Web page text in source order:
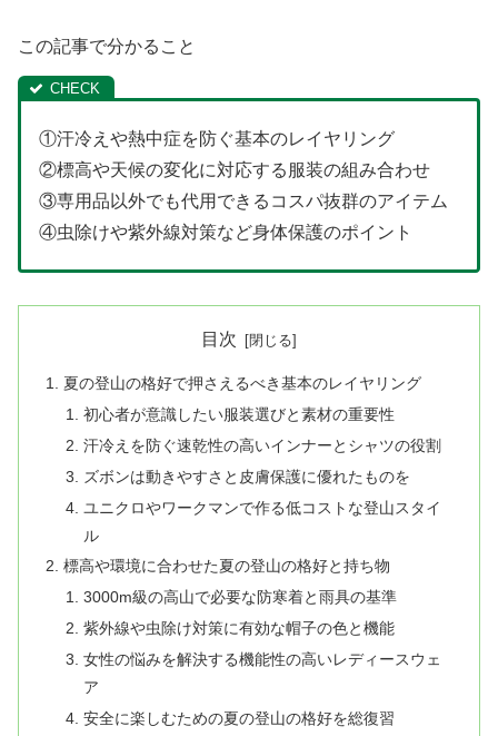
この記事で分かること
①汗冷えや熱中症を防ぐ基本のレイヤリング
②標高や天候の変化に対応する服装の組み合わせ
③専用品以外でも代用できるコスパ抜群のアイテム
④虫除けや紫外線対策など身体保護のポイント
目次
夏の登山の格好で押さえるべき基本のレイヤリング
初心者が意識したい服装選びと素材の重要性
汗冷えを防ぐ速乾性の高いインナーとシャツの役割
ズボンは動きやすさと皮膚保護に優れたものを
ユニクロやワークマンで作る低コストな登山スタイ
ル
標高や環境に合わせた夏の登山の格好と持ち物
3000m級の高山で必要な防寒着と雨具の基準
紫外線や虫除け対策に有効な帽子の色と機能
女性の悩みを解決する機能性の高いレディースウェ
ア
安全に楽しむための夏の登山の格好を総復習